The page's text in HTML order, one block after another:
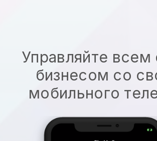
Управляйте всем
бизнесом со
мобильного